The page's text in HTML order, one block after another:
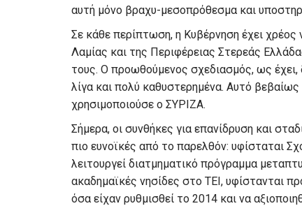
αυτή μόνο βραχυ-μεσοπρόθεσμα και
Σε κάθε περίπτωση, η Κυβέρνηση έχει
Λαμίας και της Περιφέρειας Στερεάς
τους. Ο προωθούμενος σχεδιασμός, ως έχει,
λίγα και πολύ καθυστερημένα. Αυτό βεβαίως
χρησιμοποιούσε ο ΣΥΡΙΖΑ.
Σήμερα, οι συνθήκες για επανίδρυση και
πιο ευνοϊκές από το παρελθόν: υφίσταται
λειτουργεί διατμηματικό πρόγραμμα
ακαδημαϊκές νησίδες στο ΤΕΙ, υφίστανται
όσα είχαν ρυθμισθεί το 2014 και να